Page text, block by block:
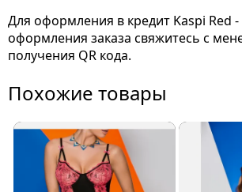
Для оформления в кредит Kaspi Red -
оформления заказа свяжитесь с
получения QR кода.
Похожие товары